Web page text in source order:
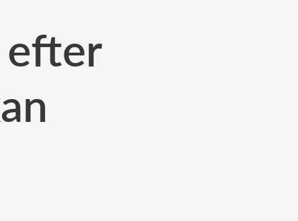
efter